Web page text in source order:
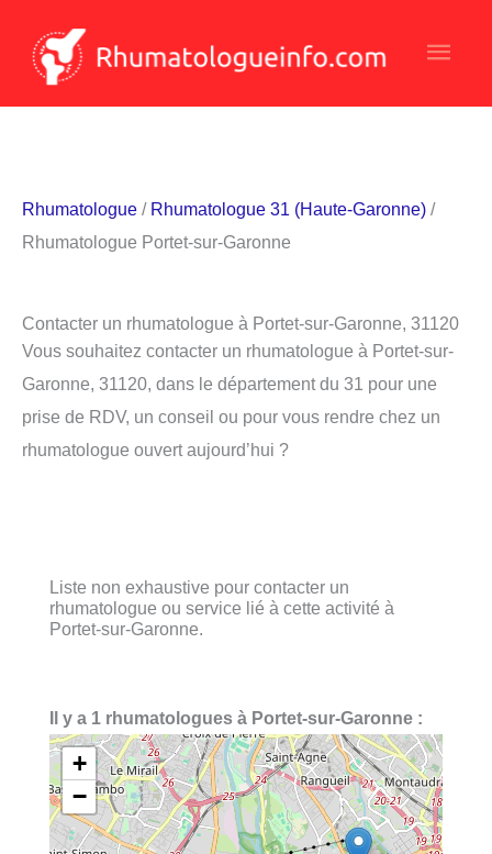
contenu
Rhumatologue / Rhumatologue 31 (Haute-Garonne) /
Rhumatologue Portet-sur-Garonne
Contacter un rhumatologue à Portet-sur-Garonne, 31120
Vous souhaitez contacter un rhumatologue à Portet-sur-
Garonne, 31120, dans le département du 31 pour une
prise de RDV, un conseil ou pour vous rendre chez un
rhumatologue ouvert aujourd’hui ?
Liste non exhaustive pour contacter un
rhumatologue ou service lié à cette activité à
Portet-sur-Garonne.
Il y a 1 rhumatologues à Portet-sur-Garonne :
+
−